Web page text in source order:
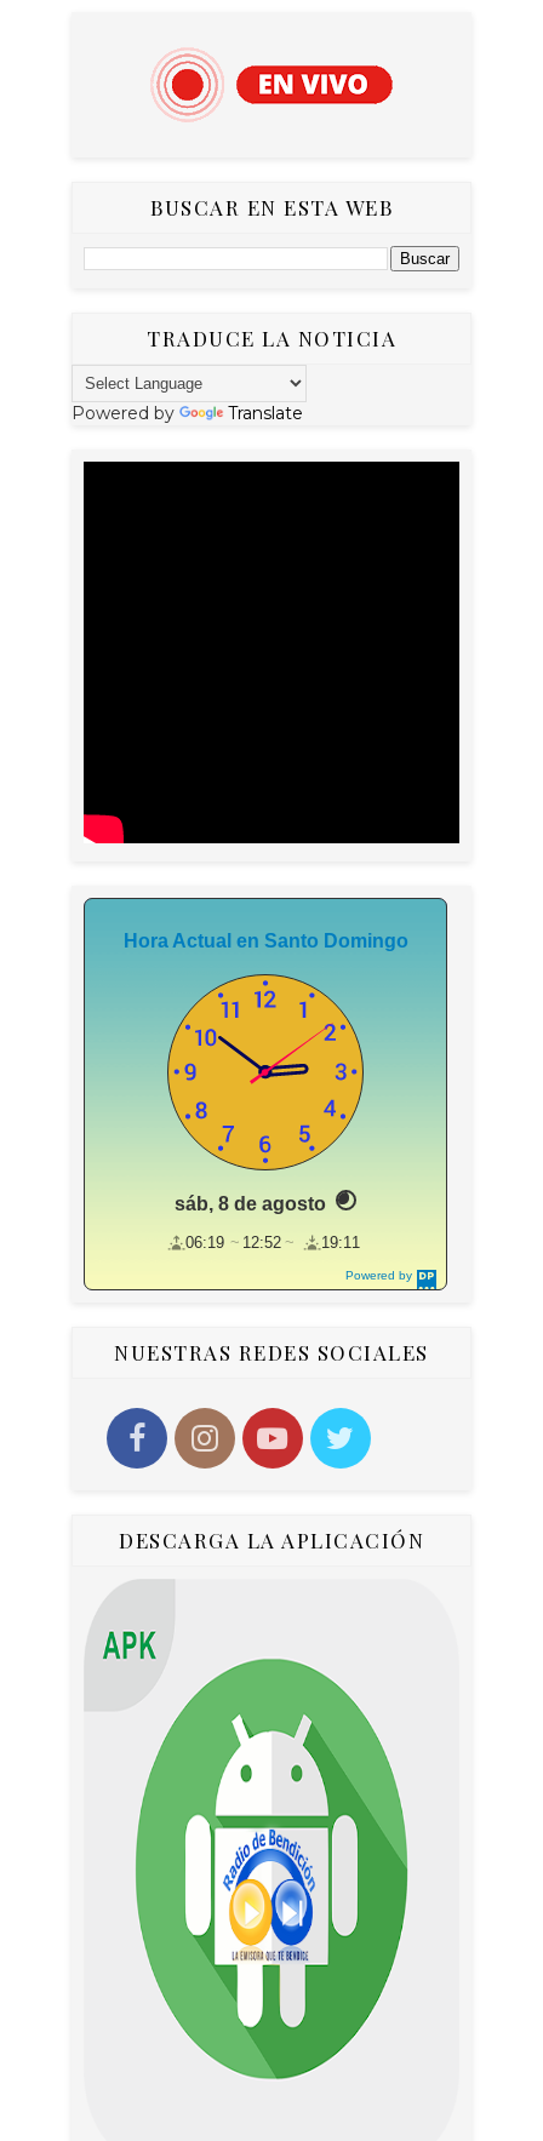
BUSCAR EN ESTA WEB
TRADUCE LA NOTICIA
Powered by Translate
Powered by
DaysPedia.c
Hora Actual en Santo Domingo
sáb, 8 de agosto
06:19 12:52 19:11
NUESTRAS REDES SOCIALES
DESCARGA LA APLICACIÓN